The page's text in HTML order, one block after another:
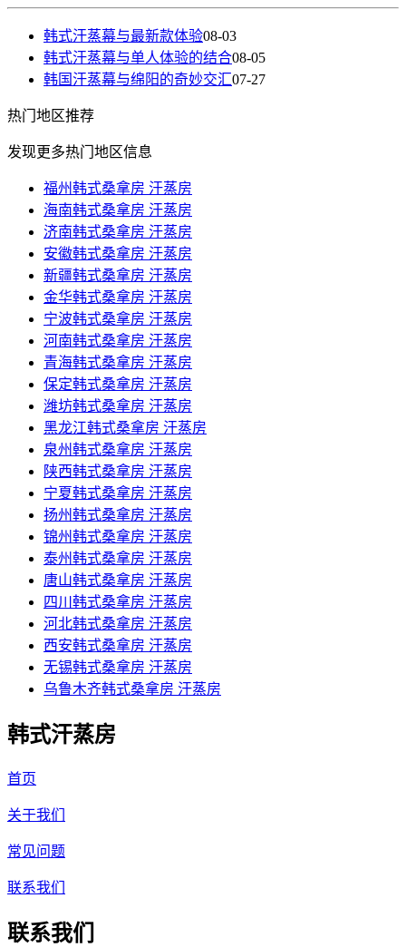
韩式汗蒸幕与最新款体验08-03
韩式汗蒸幕与单人体验的结合08-05
韩国汗蒸幕与绵阳的奇妙交汇07-27
热门 地区推荐
发现更多热门地区信息
福州韩式桑拿房 汗蒸房
海南韩式桑拿房 汗蒸房
济南韩式桑拿房 汗蒸房
安徽韩式桑拿房 汗蒸房
新疆韩式桑拿房 汗蒸房
金华韩式桑拿房 汗蒸房
宁波韩式桑拿房 汗蒸房
河南韩式桑拿房 汗蒸房
青海韩式桑拿房 汗蒸房
保定韩式桑拿房 汗蒸房
潍坊韩式桑拿房 汗蒸房
黑龙江韩式桑拿房 汗蒸房
泉州韩式桑拿房 汗蒸房
陕西韩式桑拿房 汗蒸房
宁夏韩式桑拿房 汗蒸房
扬州韩式桑拿房 汗蒸房
锦州韩式桑拿房 汗蒸房
泰州韩式桑拿房 汗蒸房
唐山韩式桑拿房 汗蒸房
四川韩式桑拿房 汗蒸房
河北韩式桑拿房 汗蒸房
西安韩式桑拿房 汗蒸房
无锡韩式桑拿房 汗蒸房
乌鲁木齐韩式桑拿房 汗蒸房
韩式汗蒸房
首页
关于我们
常见问题
联系我们
联系我们